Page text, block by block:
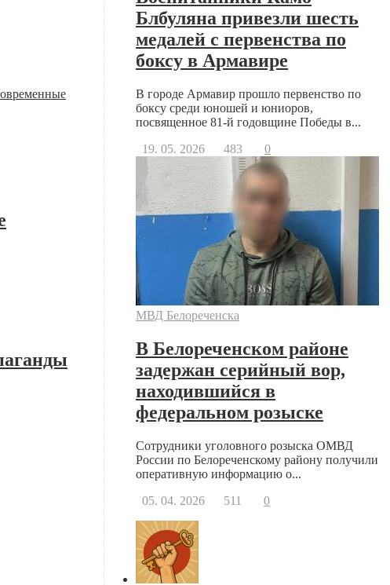
Блбуляна привезли шесть
медалей с первенства по
боксу в Армавире
В городе Армавир прошло первенство по
боксу среди юношей и юниоров,
посвященное 81-й годовщине Победы в...
19. 05. 2026
483 0
МВД Белореченска
В Белореченском районе
задержан серийный вор,
находившийся в
федеральном розыске
Сотрудники уголовного розыска ОМВД
России по Белореченскому району получили
оперативную информацию о...
05. 04. 2026
511 0